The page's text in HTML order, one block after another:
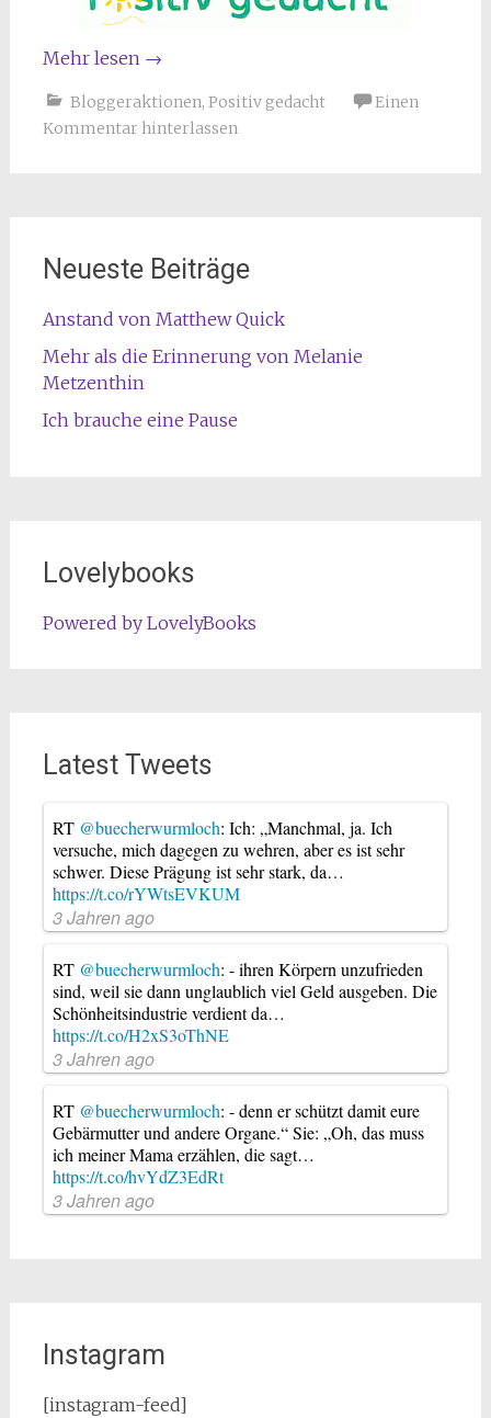
Mehr lesen →
Bloggeraktionen, Positiv gedacht
Einen
Kommentar hinterlassen
Neueste Beiträge
Anstand von Matthew Quick
Mehr als die Erinnerung von Melanie
Metzenthin
Ich brauche eine Pause
Lovelybooks
Powered by LovelyBooks
Latest Tweets
RT @buecherwurmloch: Ich: „Manchmal, ja. Ich
versuche, mich dagegen zu wehren, aber es ist sehr
schwer. Diese Prägung ist sehr stark, da…
https://t.co/rYWtsEVKUM
3 Jahren ago
RT @buecherwurmloch: - ihren Körpern unzufrieden
sind, weil sie dann unglaublich viel Geld ausgeben. Die
Schönheitsindustrie verdient da…
https://t.co/H2xS3oThNE
3 Jahren ago
RT @buecherwurmloch: - denn er schützt damit eure
Gebärmutter und andere Organe.“ Sie: „Oh, das muss
ich meiner Mama erzählen, die sagt…
https://t.co/hvYdZ3EdRt
3 Jahren ago
Instagram
[instagram-feed]